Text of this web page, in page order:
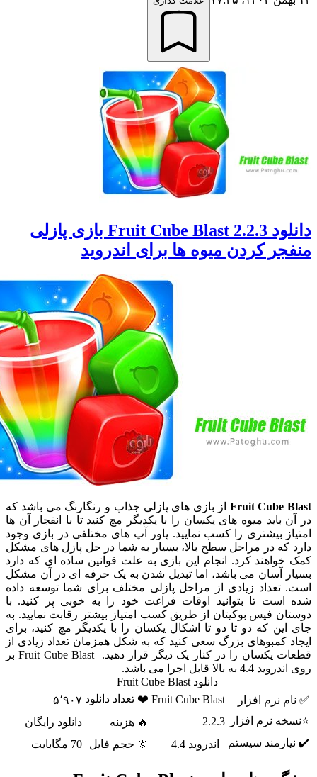
دانلود Fruit Cube Blast 2.2.3 بازی پازلی
کردن میوه ها برای اندروید
Fruitاز بازی های پازلی جذاب و رنگارنگ می باشد که
میوه های یکسان را با یکدیگر مچ کنید تا با انفجار آن ها
بیشتری را کسب نمایید. پاور آپ های مختلفی در بازی وجود
در مراحل سطح بالا، بسیار به شما در حل پازل های مشکل
کرد. انجام این بازی به علت قوانین ساده ای که دارد
آسان می باشد، اما تبدیل شدن به یک حرفه ای در آن مشکل
زیادی از مراحل پازلی مختلف برای شما توسعه داده
تا بتوانید اوقات فراغت خود را به خوبی پر کنید. با
فیس بوکیتان از طریق کسب امتیاز بیشتر رقابت نمایید. به
که دو تا دو تا اشکال یکسان را با یکدیگر مچ کنید، برای
کمبوهای بزرگ سعی کنید که به شکل همزمان تعداد زیادی از
قطعات یکسان را در کنار یک دیگر قرار دهید. Fruit Cube Blast بر
قابل اجرا می باشد.
نرم افزار
Fruit Cube Blast ❤️ تعداد دانلود ۵٬۹۰۷
نرم افزار
2.2.3 🔥 هزینه
دانلود رایگان
سیستم
اندروید 4.4 🔆 حجم فایل 70 مگابایت